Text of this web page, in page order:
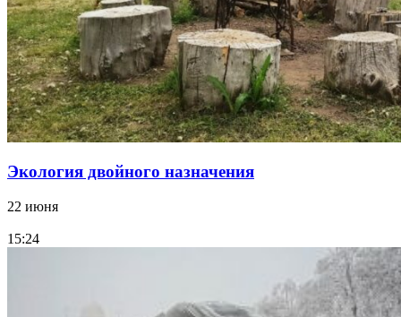
Экология двойного назначения
22 июня
15:24